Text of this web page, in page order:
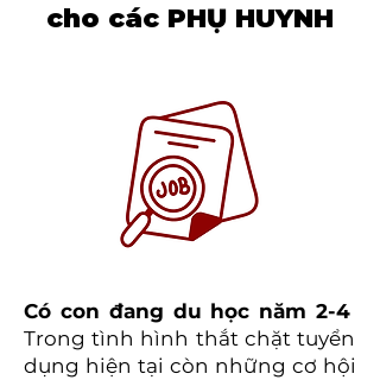
cho các PHỤ HUYNH
Có con đang du học năm 2-4
Trong tình hình thắt chặt tuyển
dụng hiện tại còn những cơ hội